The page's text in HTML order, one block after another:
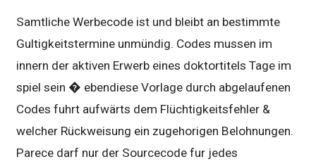
Samtliche Werbecode ist und bleibt an bestimmte
Gultigkeitstermine unmündig. Codes mussen im
innern der aktiven Erwerb eines doktortitels Tage im
spiel sein � ebendiese Vorlage durch abgelaufenen
Codes fuhrt aufwärts dem Flüchtigkeitsfehler &
welcher Rückweisung ein zugehorigen Belohnungen.
Parece darf nur der Sourcecode fur jedes